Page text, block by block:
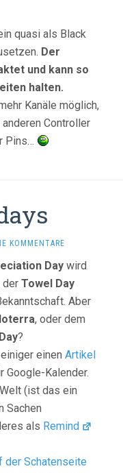
quasi als Black
Der
und kann so
halten.
Kanäle möglich,
Controller
Pins…
KOMMENTARE
Day wird
der Towel Day
Aber
, oder dem
?
einen Artikel
Google-Kalender.
(ist das ein
Sachen
als Remind
der Schatenseite